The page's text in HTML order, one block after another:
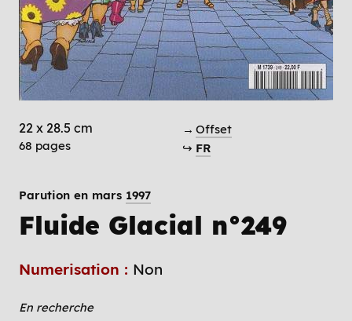
22 x 28.5 cm
68 pages
→ Offset
↪ FR
Parution en mars 1997
Fluide Glacial n°249
Numerisation : Non
En recherche